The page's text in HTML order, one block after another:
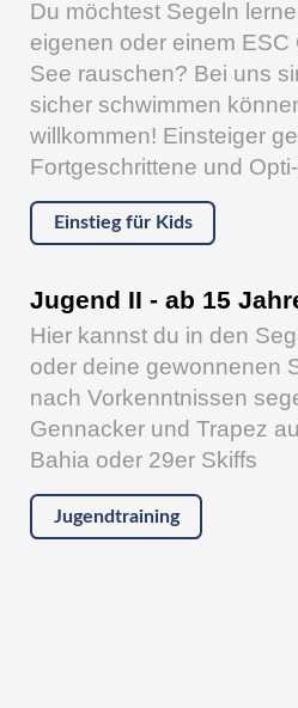
Du möchtest Segeln
eigenen oder einem ESC
See rauschen? Bei uns
sicher schwimmen
willkommen! Einsteiger
Fortgeschrittene und
Einstieg für Kids
Jugend II - ab 15
Hier kannst du in den
oder deine gewonnenen
nach Vorkenntnissen
Gennacker und Trapez
Bahia oder 29er Skiffs
Jugendtraining